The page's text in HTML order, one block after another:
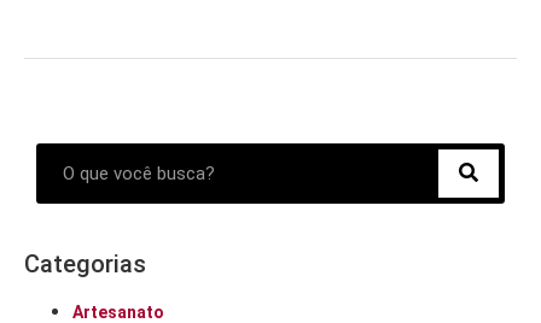
Categorias
Artesanato